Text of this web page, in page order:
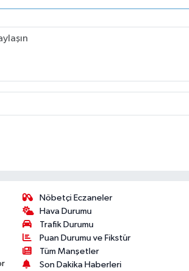
Nöbetçi Eczaneler
Hava Durumu
Trafik Durumu
Puan Durumu ve Fikstür
Tüm Manşetler
Son Dakika Haberleri